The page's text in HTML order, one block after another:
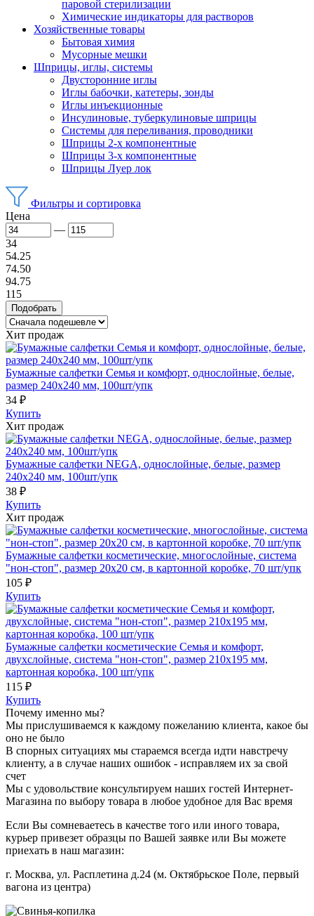
паровой стерилизации
Химические индикаторы для растворов
Хозяйственные товары
Бытовая химия
Мусорные мешки
Шприцы, иглы, системы
Двусторонние иглы
Иглы бабочки, катетеры, зонды
Иглы инъекционные
Инсулиновые, туберкулиновые шприцы
Системы для переливания, проводники
Шприцы 2-х компонентные
Шприцы 3-х компонентные
Шприцы Луер лок
Фильтры и сортировка
Цена
—
34
54.25
74.50
94.75
115
Хит продаж
Бумажные салфетки Семья и комфорт, однослойные, белые,
размер 240х240 мм, 100шт/упк
34 ₽
Купить
Хит продаж
Бумажные салфетки NEGA, однослойные, белые, размер
240х240 мм, 100шт/упк
38 ₽
Купить
Хит продаж
Бумажные салфетки косметические, многослойные, система
"нон-стоп", размер 20х20 см, в картонной коробке, 70 шт/упк
105 ₽
Купить
Бумажные салфетки косметические Семья и комфорт,
двухслойные, система "нон-стоп", размер 210х195 мм,
картонная коробка, 100 шт/упк
115 ₽
Купить
Почему именно мы?
Мы прислушиваемся к каждому пожеланию клиента, какое бы
оно не было
В спорных ситуациях мы стараемся всегда идти навстречу
клиенту, а в случае наших ошибок - исправляем их за свой
счет
Мы с удовольствие консультируем наших гостей Интернет-
Магазина по выбору товара в любое удобное для Вас время
Если Вы сомневаетесь в качестве того или иного товара,
курьер привезет образцы по Вашей заявке или Вы можете
приехать в наш магазин:
г. Москва, ул. Расплетина д.24 (м. Октябрьское Поле, первый
вагона из центра)